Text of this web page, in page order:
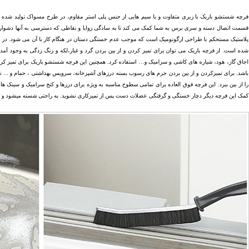
فرچه شستشو باریک با زبری متفاوت و با سیم هایی از جنس پلی استر مقاوم، در طرح مسواک تولید شده
قسمت اتصال دسته و سری برس به شما کمک می کند تا به سادگی زوایا و نقاطی که دسترسی به آنها
پلاستیک مستحکم با طراحی ارگونومیک است که موجب عدم خستگی دستان در هنگام کار با آن می شود. در
شده است. از فرچه باریک می توان برای تمیز کردن و از بین بردن گرد و غبار،لکه و زنگ زدگی به وجود
اجاق گاز، هود، شیاره های کاشی و سرامیک و… استفاده کرد. همچنین این فرچه شستشو باریک برای تمیز
باشد. برای تمیزکردن و از بین بردن جرم های رسوب بسته درزهای آشپزخانه، سرویس بهداشتی ، حمام و ...
را از بین ببرد. این فرچه فوق العاده برای تمامی سطوح مناسبه به ویژه برای درزها و کنج سرامیک و
کمک این فرچه دیگر دچار خستگی و گرفتگی عضلات دست پس از تمیزکاری نشوید. به راحتی شسته میشود